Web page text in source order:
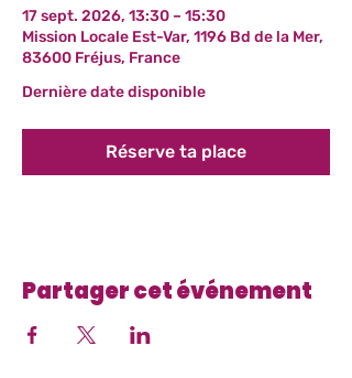
17 sept. 2026, 13:30 – 15:30
Mission Locale Est-Var, 1196 Bd de la Mer,
83600 Fréjus, France
Dernière date disponible
Réserve ta place
Partager cet événement